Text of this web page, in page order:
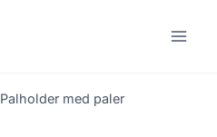
Palholder med paler